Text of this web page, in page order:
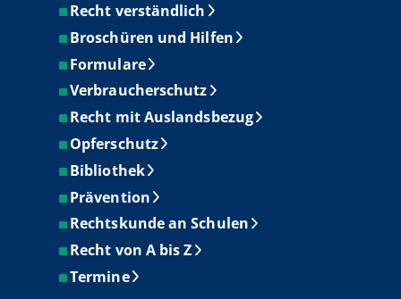
Recht verständlich
Broschüren und Hilfen
Formulare
Verbraucherschutz
Recht mit Auslandsbezug
Opferschutz
Bibliothek
Prävention
Rechtskunde an Schulen
Recht von A bis Z
Termine